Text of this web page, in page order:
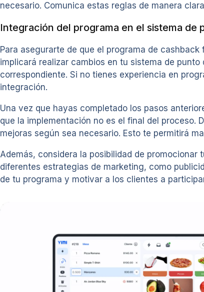
necesario. Comunica estas reglas de manera
Integración del programa en el sistema de
Para asegurarte de que el programa de
implicará realizar cambios en tu sistema de
correspondiente. Si no tienes experiencia en
integración.
Una vez que hayas completado los pasos
que la implementación no es el final del proceso.
mejoras según sea necesario. Esto te permitirá
Además, considera la posibilidad de
diferentes estrategias de marketing, como
de tu programa y motivar a los clientes a